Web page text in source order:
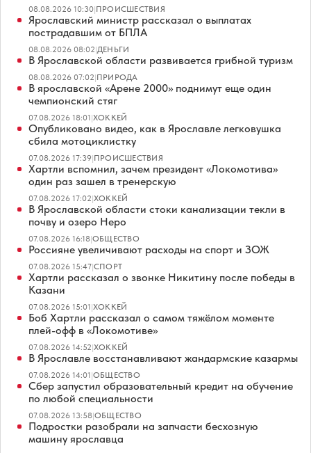
08.08.2026 10:30|ПРОИСШЕСТВИЯ
Ярославский министр рассказал о выплатах
пострадавшим от БПЛА
08.08.2026 08:02|ДЕНЬГИ
В Ярославской области развивается грибной туризм
08.08.2026 07:02|ПРИРОДА
В ярославской «Арене 2000» поднимут еще один
чемпионский стяг
07.08.2026 18:01|ХОККЕЙ
Опубликовано видео, как в Ярославле легковушка
сбила мотоциклистку
07.08.2026 17:39|ПРОИСШЕСТВИЯ
Хартли вспомнил, зачем президент «Локомотива»
один раз зашел в тренерскую
07.08.2026 17:02|ХОККЕЙ
В Ярославской области стоки канализации текли в
почву и озеро Неро
07.08.2026 16:18|ОБЩЕСТВО
Россияне увеличивают расходы на спорт и ЗОЖ
07.08.2026 15:47|СПОРТ
Хартли рассказал о звонке Никитину после победы в
Казани
07.08.2026 15:01|ХОККЕЙ
Боб Хартли рассказал о самом тяжёлом моменте
плей-офф в «Локомотиве»
07.08.2026 14:52|ХОККЕЙ
В Ярославле восстанавливают жандармские казармы
07.08.2026 14:01|ОБЩЕСТВО
Сбер запустил образовательный кредит на обучение
по любой специальности
07.08.2026 13:58|ОБЩЕСТВО
Подростки разобрали на запчасти бесхозную
машину ярославца